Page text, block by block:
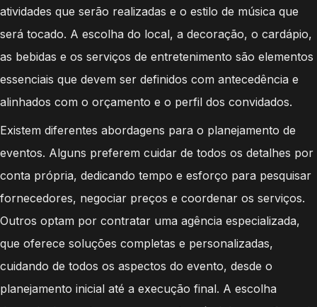
atividades que serão realizadas e o estilo de música que
será tocado. A escolha do local, a decoração, o cardápio,
as bebidas e os serviços de entretenimento são elementos
essenciais que devem ser definidos com antecedência e
alinhados com o orçamento e o perfil dos convidados.
Existem diferentes abordagens para o planejamento de
eventos. Alguns preferem cuidar de todos os detalhes por
conta própria, dedicando tempo e esforço para pesquisar
fornecedores, negociar preços e coordenar os serviços.
Outros optam por contratar uma agência especializada,
que oferece soluções completas e personalizadas,
cuidando de todos os aspectos do evento, desde o
planejamento inicial até a execução final. A escolha